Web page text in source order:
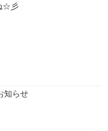
☆彡
知らせ